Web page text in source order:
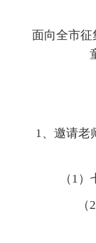
面向全市征集
1、邀请老师
（1）七
（2